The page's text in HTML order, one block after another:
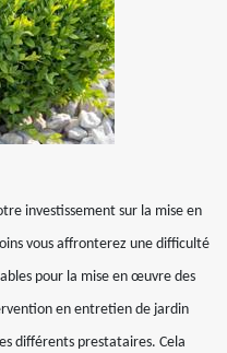
investissement sur la mise en
vous affronterez une difficulté
pour la mise en œuvre des
en entretien de jardin
différents prestataires. Cela